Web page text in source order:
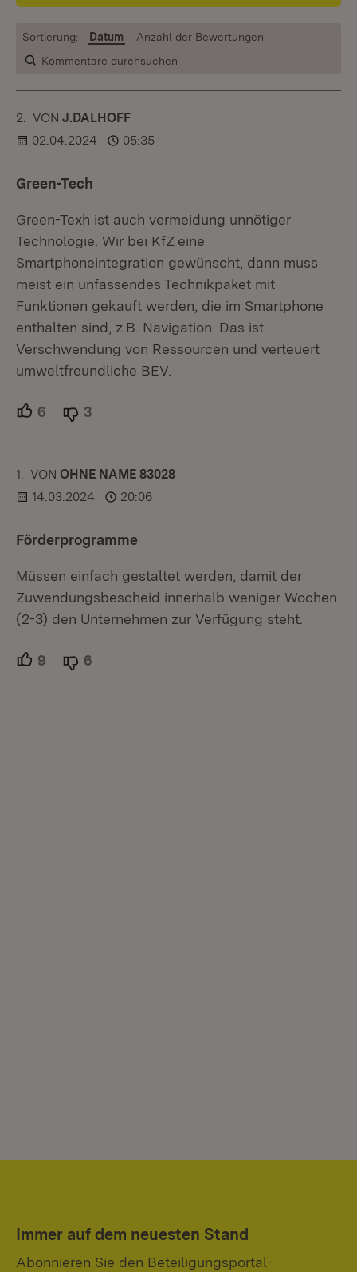
Kommentare durchsuchen
Sortierung: Datum Anzahl der Bewertungen
2. KOMMENTAR
VON :J.DALHOFF
02.04.2024
05:35
Green-Tech
Green-Texh ist auch vermeidung unnötiger
Technologie. Wir bei KfZ eine
Smartphoneintegration gewünscht, dann muss
meist ein unfassendes Technikpaket mit
Funktionen gekauft werden, die im Smartphone
enthalten sind, z.B. Navigation. Das ist
Verschwendung von Ressourcen und verteuert
umweltfreundliche BEV.
6 Unterstützer.
3
1. KOMMENTAR
VON :OHNE NAME 83028
14.03.2024
20:06
Förderprogramme
Müssen einfach gestaltet werden, damit der
Zuwendungsbescheid innerhalb weniger Wochen
(2-3) den Unternehmen zur Verfügung steht.
9 Unterstützer.
6
Immer auf dem neuesten Stand
Abonnieren Sie den Beteiligungsportal-